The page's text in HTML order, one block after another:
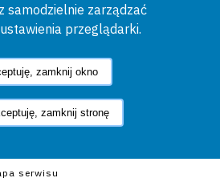
samodzielnie zarządzać
przeglądarki.
zamknij okno
zamknij stronę
serwisu
Serwis